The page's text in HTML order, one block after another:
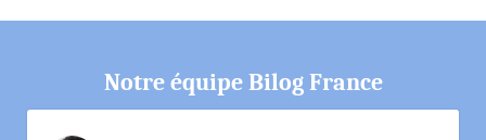
Notre équipe Bilog France